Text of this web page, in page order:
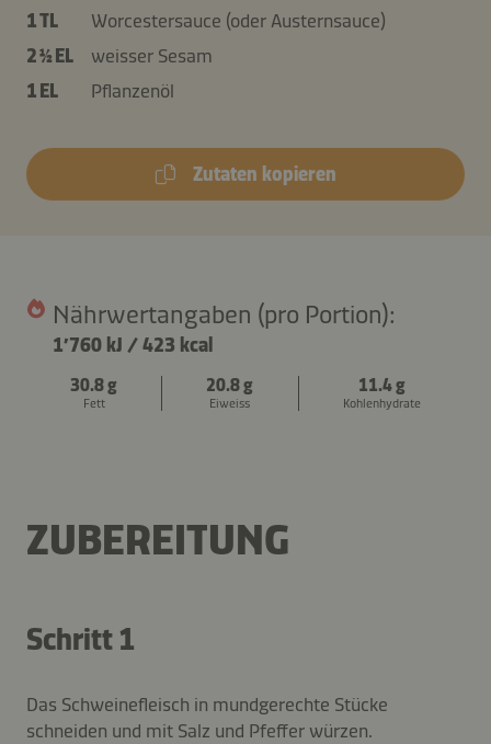
1 TL
Worcestersauce (oder Austernsauce)
2 ½ EL
weisser Sesam
1 EL
Pflanzenöl
Zutaten kopieren
Nährwertangaben (pro Portion):
1’760 kJ /423 kcal
30.8 g
Fett
20.8 g
Eiweiss
11.4 g
Kohlenhydrate
ZUBEREITUNG
Schritt 1
Das Schweinefleisch in mundgerechte Stücke
schneiden und mit Salz und Pfeffer würzen.